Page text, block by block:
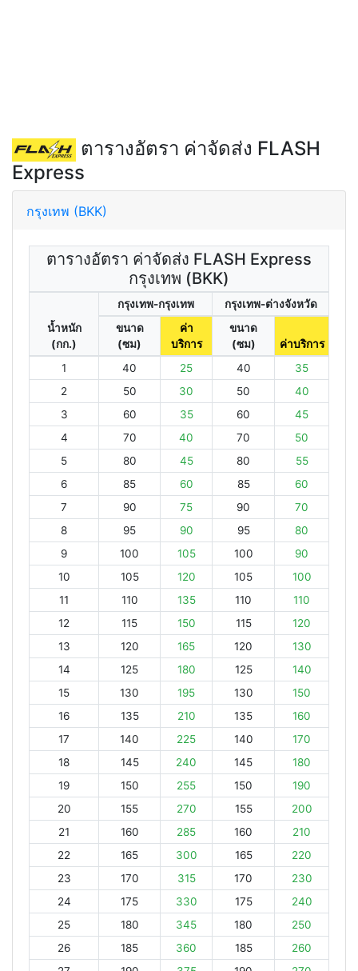
ตารางอัตรา ค่าจัดส่ง FLASH
Express
กรุงเทพ (BKK)
ตารางอัตรา ค่าจัดส่ง FLASH Express
กรุงเทพ (BKK)
น้ำหนัก
(กก.)
กรุงเทพ-กรุงเทพ
กรุงเทพ-ต่างจังหวัด
ขนาด
(ซม)
ค่า
บริการ
ขนาด
(ซม)
ค่าบริการ
1
40 25 40
35
2
50 30 50
40
3
60 35 60
45
4
70 40 70
50
5
80 45 80
55
6
85 60 85
60
7
90 75 90
70
8
95 90 95
80
9
100 105 100
90
10
105 120 105
100
11
110 135 110
110
12
115 150 115
120
13
120 165 120
130
14
125 180 125
140
15
130 195 130
150
16
135 210 135
160
17
140 225 140
170
18
145 240 145
180
19
150 255 150
190
20
155 270 155
200
21
160 285 160
210
22
165 300 165
220
23
170 315 170
230
24
175 330 175
240
25
180 345 180
250
26
185 360 185
260